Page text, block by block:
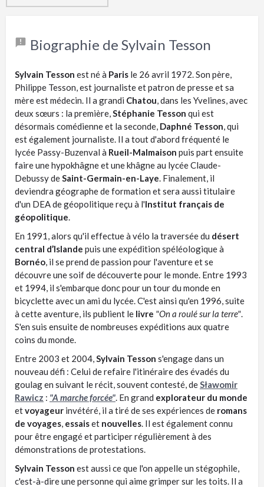
Biographie de Sylvain Tesson
Sylvain Tesson est né à Paris le 26 avril 1972. Son père,
Philippe Tesson, est journaliste et patron de presse et sa
mère est médecin. Il a grandi Chatou , dans les Yvelines, avec
deux sœurs : la première, Stéphanie Tesson qui est
désormais comédienne et la seconde, Daphné Tesson , qui
est également journaliste. Il a tout d'abord fréquenté le
lycée Passy-Buzenval à Rueil-Malmaison puis part ensuite
faire une hypokhâgne et une khâgne au lycée Claude-
Debussy de Saint-Germain-en-Laye . Finalement, il
deviendra géographe de formation et sera aussi titulaire
d'un DEA de géopolitique reçu à l'Institut français de
géopolitique
En 1991, alors qu'il effectue à vélo la traversée du désert
central d’Islande puis une expédition spéléologique à
Bornéo , il se prend de passion pour l'aventure et se
découvre une soif de découverte pour le monde. Entre 1993
et 1994, il s'embarque donc pour un tour du monde en
bicyclette avec un ami du lycée. C'est ainsi qu'en 1996, suite
à cette aventure, ils publient le livre "On a roulé sur la terre"
S'en suis ensuite de nombreuses expéditions aux quatre
coins du monde.
Entre 2003 et 2004, Sylvain Tesson s'engage dans un
nouveau défi : Celui de refaire l'itinéraire des évadés du
goulag en suivant le récit, souvent contesté, de Sławomir
Rawicz : "A marche forcée" . En grand explorateur du monde
etvoyageur invétéré, il a tiré de ses expériences de romans
de voyages essaiset nouvelles . Il est également connu
pour être engagé et participer régulièrement à des
démonstrations de protestations.
Sylvain Tesson est aussi ce que l'on appelle un stégophile,
c'est-à-dire une personne qui aime grimper sur les toits. Il a